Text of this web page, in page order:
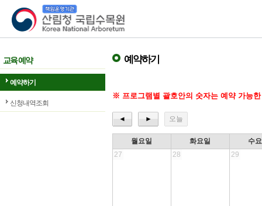
산림청 국립수목원
교육 예약
예약하기
신청내역조회
예약하기
※ 프로그램별 괄호안의 숫자는 예약 가능
◄ ► 오늘
월요일 화요일
수
27
28 29